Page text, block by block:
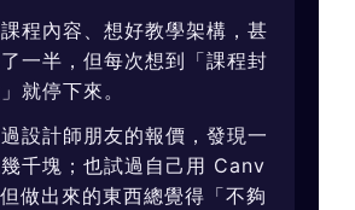
程內容、想好教學架構，甚
一半，但每次想到「課程封
就停下來。
設計師朋友的報價，發現一
千塊；也試過自己用 Canv
做出來的東西總覺得「不夠